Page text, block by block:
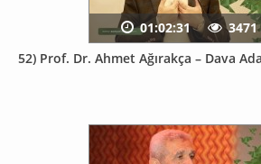
52) Prof. Dr. Ahmet Ağırakça – Dava
01:02:31 3471